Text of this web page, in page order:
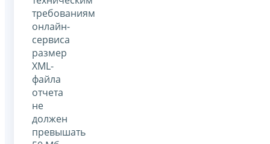
требованиям
онлайн-
сервиса
размер
XML-
файла
отчета
не
должен
превышать